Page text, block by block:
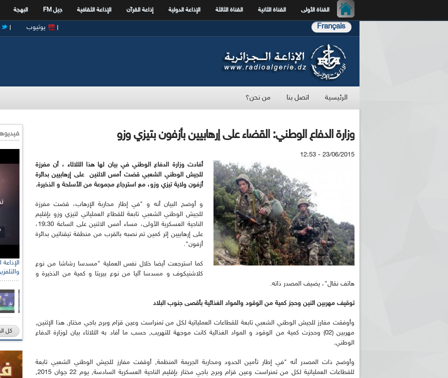
القناة الأولى القناة الثانية القناة الثالثة الإذاعة الدولية إذاعة القرآن الإذاعة الثقافية جيل FM البهجة
Français يوتيوب
الرئيسية اتصل بنا من نحن؟
وزارة الدفاع الوطني: القضاء على إرهابيين بأزفون بتيزي وزو
23/06/2015 - 12:53
أفادت وزارة الدفاع الوطني في بيان لها هذا الثلاثاء ، أن مفرزة
للجيش الوطني الشعبي قضت أمس الاثنين على إرهابيين بدائرة
أزفون ولاية تيزي وزو، مع استرجاع مجموعة من الأسلحة و الذخيرة.
و أوضح البيان أنه و "في إطار محاربة الإرهاب، قضت مفرزة
للجيش الوطني الشعبي تابعة للقطاع العملياتي لتيزي وزو بإقليم
الناحية العسكرية الأولى، مساء أمس الاثنين على الساعة 19:30،
على إرهابيين إثر كمين تم نصبه بالقرب من منطقة تيقناتين بدائرة
أزفون".
كما استرجعت أيضا خلال نفس العملية "مسدسا رشاشا من نوع
كلاشنيكوف و مسدسا آليا من نوع بيريتا و كمية من الذخيرة و
هاتف نقال"، يضيف المصدر ذاته.
توقيف مهربين اثنين وحجز كمية من الوقود والمواد الغذائية بأقصى جنوب البلاد
وأوفقت مفارز للجيش الوطني الشعبي تابعة للقطاعات العملياتية لكل من تمنراست وعين قزام وبرج باجي مختار, هذا الإثنين,
مهربين (02) وحجزت كمية من الوقود و المواد الغذائية كانت موجهة للتهريب, حسب ما أفاد به الثلاثاء بيان لوزارة الدفاع
الوطني.
وأوضح ذات المصدر أنه "في إطار تأمين الحدود ومحاربة الجريمة المنظمة, أوقفت مفارز للجيش الوطني الشعبي تابعة
للقطاعات العملياتية لكل من تمنراست وعين قزام وبرج باجي مختار بإقليم الناحية العسكرية السادسة, يوم 22 جوان 2015,
كل